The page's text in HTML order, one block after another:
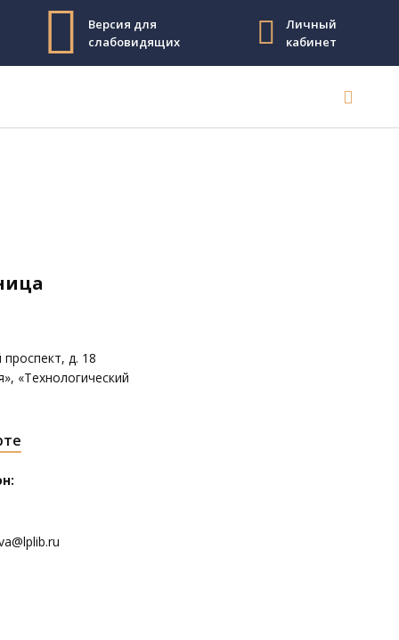
Версия для
слабовидящих
Личный
кабинет
д. 18
«Технологический